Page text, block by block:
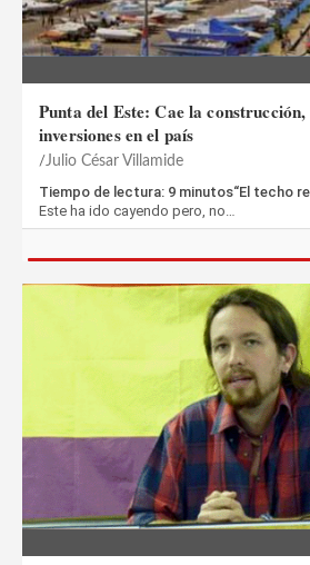
Punta del Este: Cae la
inversiones en el país
Julio César Villamide
Tiempo de lectura: 9 minutos“El techo
Este ha ido cayendo pero, no…